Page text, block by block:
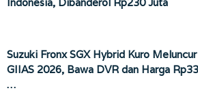
Suzuki Fronx SGX Hybrid Kuro
GIIAS 2026, Bawa DVR dan Harga
…